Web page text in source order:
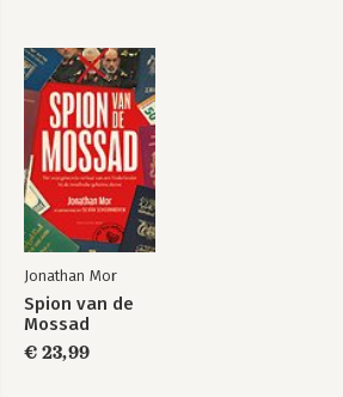
Jonathan Mor
Spion van de
Mossad
€ 23,99